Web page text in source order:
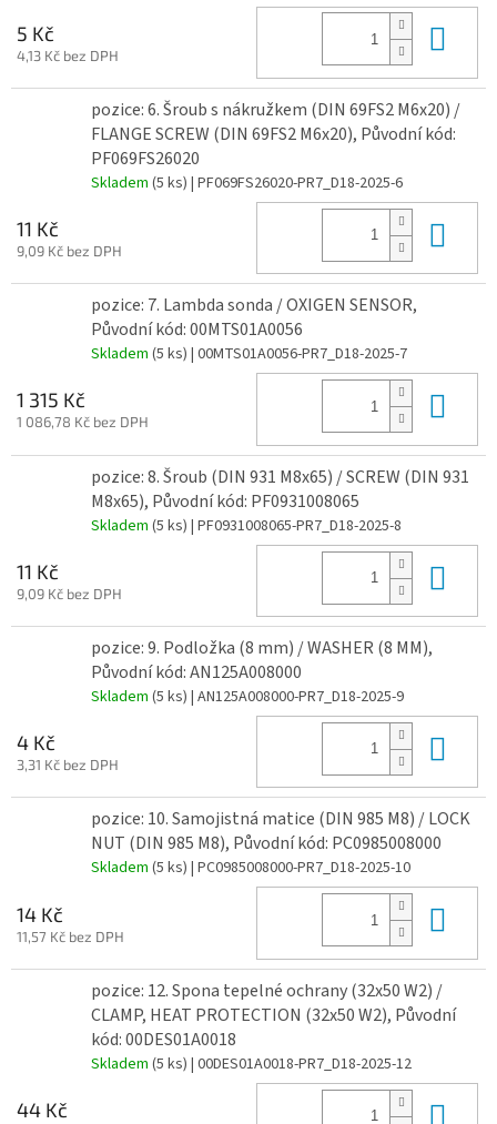
5 Kč
4,13 Kč bez DPH
pozice: 6. Šroub s nákružkem (DIN 69FS2 M6x20) /
FLANGE SCREW (DIN 69FS2 M6x20), Původní kód:
PF069FS26020
Skladem (5 ks) | PF069FS26020-PR7_D18-2025-6
11 Kč
9,09 Kč bez DPH
pozice: 7. Lambda sonda / OXIGEN SENSOR,
Původní kód: 00MTS01A0056
Skladem (5 ks) | 00MTS01A0056-PR7_D18-2025-7
1 315 Kč
1 086,78 Kč bez DPH
pozice: 8. Šroub (DIN 931 M8x65) / SCREW (DIN 931
M8x65), Původní kód: PF0931008065
Skladem (5 ks) | PF0931008065-PR7_D18-2025-8
11 Kč
9,09 Kč bez DPH
pozice: 9. Podložka (8 mm) / WASHER (8 MM),
Původní kód: AN125A008000
Skladem (5 ks) | AN125A008000-PR7_D18-2025-9
4 Kč
3,31 Kč bez DPH
pozice: 10. Samojistná matice (DIN 985 M8) / LOCK
NUT (DIN 985 M8), Původní kód: PC0985008000
Skladem (5 ks) | PC0985008000-PR7_D18-2025-10
14 Kč
11,57 Kč bez DPH
pozice: 12. Spona tepelné ochrany (32x50 W2) /
CLAMP, HEAT PROTECTION (32x50 W2), Původní
kód: 00DES01A0018
Skladem (5 ks) | 00DES01A0018-PR7_D18-2025-12
44 Kč